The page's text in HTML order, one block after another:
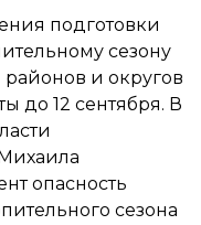
подготовки
сезону
районов и округов
до 12 сентября. В
опасность
сезона